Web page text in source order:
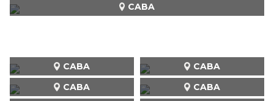
CABA
CABA
CABA
CABA
CABA